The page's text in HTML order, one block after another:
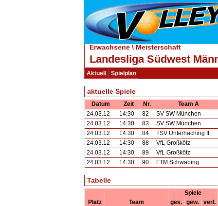
Erwachsene \ Meisterschaft
Landesliga Südwest
Aktuell Spielplan
aktuelle Spiele
Datum Zeit Nr.
Team A
24.03.12
14:30 82
SV SW München
24.03.12
14:30 83
SV SW München
24.03.12
14:30 84
TSV Unterhaching II
24.03.12
14:30 88
VfL Großkötz
24.03.12
14:30 89
VfL Großkötz
24.03.12
14:30 90 FTM Schwabing
Tabelle
Spiele
Platz
Team ges. gew.
verl.